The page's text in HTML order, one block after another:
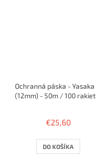
Ochranná páska - Yasaka
(12mm) - 50m / 100 rakiet
€25,60
DO KOŠÍKA